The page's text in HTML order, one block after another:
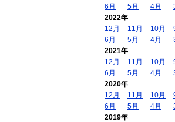
6月
5月 4月
2022年
12月
11月 10月
6月
5月 4月
2021年
12月
11月 10月
6月
5月 4月
2020年
12月
11月 10月
6月
5月 4月
2019年